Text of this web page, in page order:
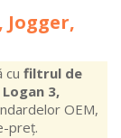
Jogger,
cu filtrul de
3,
OEM,
preț.